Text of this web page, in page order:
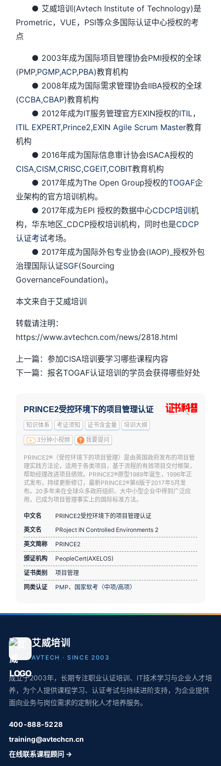
● 艾威培训(Avtech Institute of Technology)是
Prometric，VUE，PSI等众多国际认证中心授权的考
点
● 2003年成为国际项目管理协会PMI授权的全球
(PMP,PGMP,ACP,PBA)教育机构
● 2008年成为国际需求管理协会IIBA授权的全球
(CCBA,CBAP)教育机构
● 2012年成为IT服务管理官方EXIN授权的ITIL，
ITIL EXPERT,Prince2,EXIN Agile Scrum Master教育
机构
● 2016年成为国际信息审计协会ISACA授权的
CISA,CISM,CRISC,CGEIT,COBIT教育机构
● 2017年成为The Open Group授权的TOGAF企
业架构的官方培训机构。
● 2017年成为EPI 授权的数据中心CDCP培训机
构，华东地区_CDCP授权培训机构，同时也是CDCP
认证考试考场。
● 2017年成为国际外包专业协会(IAOP)_授权外包
治理国际认证SGF(Sourcing
GovernanceFoundation)。
本文来自于艾威培训
转载请注明：
https://www.avtechcn.com/news/2818.html
上一篇：参加CISA培训要学习哪些课程内容
下一篇：报名TOGAF认证培训的学员会获得哪些好处
PRINCE2受控环境下的项目管理认证
知识体系 考证须知 证书含金量 培训大纲
3分钟小视频 我要提问
PRINCE2®（受控环境下的项目管理）是由英国政府发布的项目管
理实践方法论，适用于各类项目，基于流程的有效项目交付框架，
帮助经理改进项目绩效。PRINCE2®原型1989年诞生，1996年正
式发布，持续更新修订，最新PRINCE2®第6版于2017年5月发
布。20多年来在全球众多政府组织、大中小型企业中得到广泛应
用，已成为项目管理事实上的国际标准方法。
中文名
PRINCE2受控环境下的项目管理认证
英文名
PRoject IN Controlled Environments 2
英文简称
PRINCE2
颁证机构
PeopleCert(AXELOS)
证书类别
项目管理
同类认证
PMP、 国家软考（中项/高项）
艾威培训
AVTECH · SINCE 2003
成立于2003年，长期专注职业认证培训、IT技术学习与企业人才培
养，为个人提供课程学习、认证考试与持续进阶支持，为企业提供
面向业务与岗位需求的定制化人才培养服务。
400-888-5228
training@avtechcn.cn
在线联系课程顾问 →